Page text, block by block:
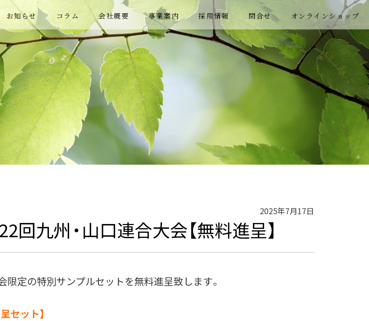
お知らせ コラム 会社概要 事業案内 採用情報 問合せ オンラインショップ
2025年7月17日
九州・山口連合大会【無料進呈】
定の特別サンプルセットを無料進呈致します。
セット】